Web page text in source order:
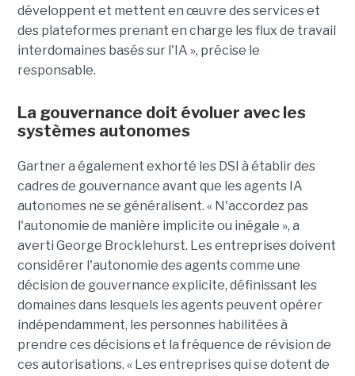
développent et mettent en œuvre des services et
des plateformes prenant en charge les flux de travail
interdomaines basés sur l'IA », précise le
responsable.
La gouvernance doit évoluer avec les
systèmes autonomes
Gartner a également exhorté les DSI à établir des
cadres de gouvernance avant que les agents IA
autonomes ne se généralisent. « N'accordez pas
l'autonomie de manière implicite ou inégale », a
averti George Brocklehurst. Les entreprises doivent
considérer l'autonomie des agents comme une
décision de gouvernance explicite, définissant les
domaines dans lesquels les agents peuvent opérer
indépendamment, les personnes habilitées à
prendre ces décisions et la fréquence de révision de
ces autorisations. « Les entreprises qui se dotent de